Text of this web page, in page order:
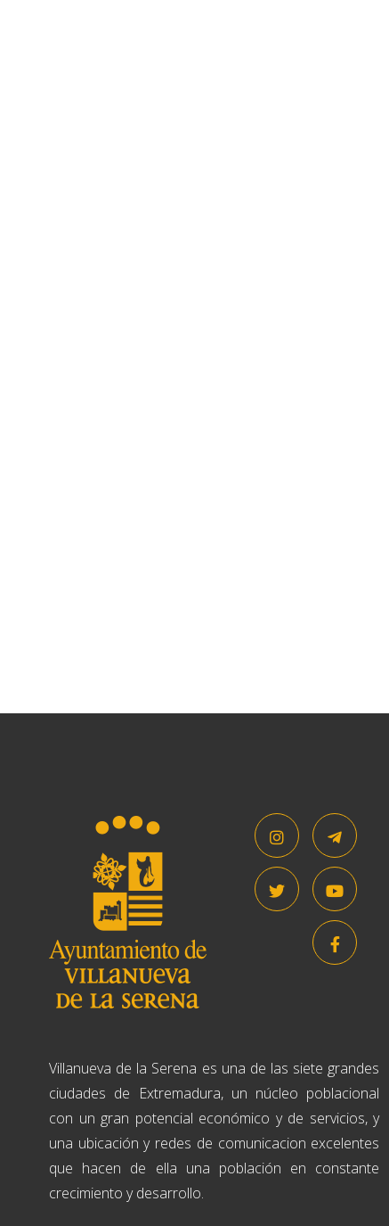
Villanueva de la Serena es una de las siete grandes
ciudades de Extremadura, un núcleo poblacional
con un gran potencial económico y de servicios, y
una ubicación y redes de comunicacion excelentes
que hacen de ella una población en constante
crecimiento y desarrollo.